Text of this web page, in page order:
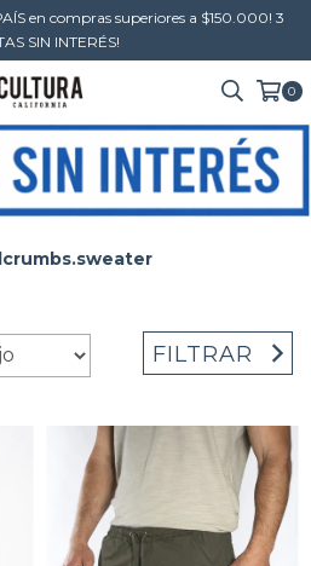
en compras superiores a $150.000! 3
SIN INTERÉS!
0
FILTRAR